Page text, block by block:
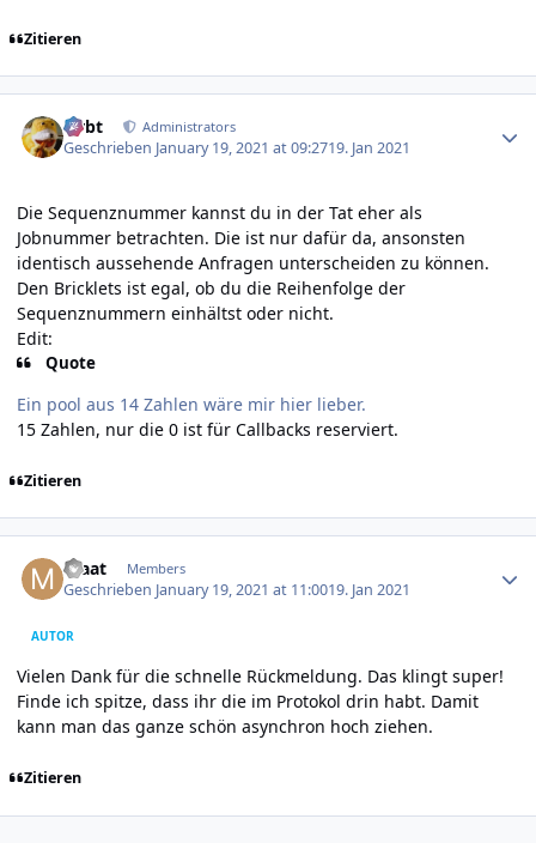
Zitieren
rtrbt Administrators
Geschrieben January 19, 2021 at 09:2719. Jan 2021
Die Sequenznummer kannst du in der Tat eher als
Jobnummer betrachten. Die ist nur dafür da, ansonsten
identisch aussehende Anfragen unterscheiden zu können.
Den Bricklets ist egal, ob du die Reihenfolge der
Sequenznummern einhältst oder nicht.
Edit:
Quote
Ein pool aus 14 Zahlen wäre mir hier lieber.
15 Zahlen, nur die 0 ist für Callbacks reserviert.
Zitieren
maat Members
Geschrieben January 19, 2021 at 11:0019. Jan 2021
AUTOR
Vielen Dank für die schnelle Rückmeldung. Das klingt super!
Finde ich spitze, dass ihr die im Protokol drin habt. Damit
kann man das ganze schön asynchron hoch ziehen.
Zitieren